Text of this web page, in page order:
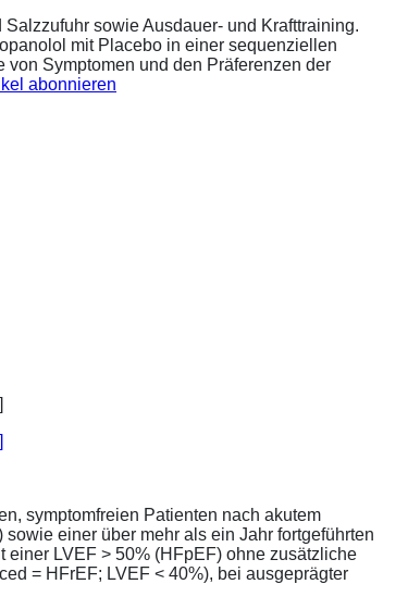
sowie Ausdauer- und Krafttraining.
mit Placebo in einer sequenziellen
von Symptomen und den Präferenzen der
abonnieren
symptomfreien Patienten nach akutem
einer über mehr als ein Jahr fortgeführten
LVEF > 50% (HFpEF) ohne zusätzliche
= HFrEF; LVEF < 40%), bei ausgeprägter